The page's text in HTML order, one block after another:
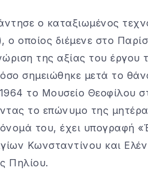
ο καταξιωμένος
ο οποίος διέμενε στο
της αξίας του έργου
σημειώθηκε μετά το
το Μουσείο Θεοφίλου
το επώνυμο της
του, έχει υπογραφή
Κωνσταντίνου και
Πηλίου.